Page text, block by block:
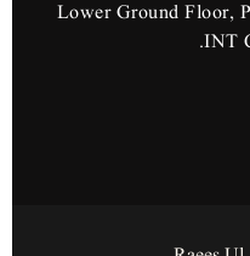
Lower Ground Floor,
INT